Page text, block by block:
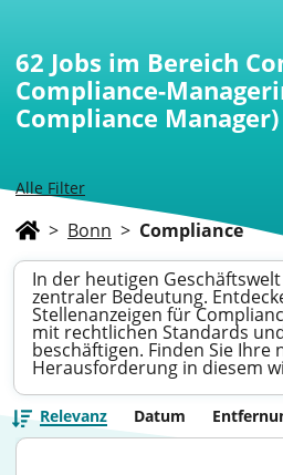
Alle Filter
62 Jobs im Bereich
Compliance-
Compliance Manager)
> Bonn > Compliance
In der heutigen
zentraler Bedeutung.
Stellenanzeigen für
mit rechtlichen Standards
beschäftigen. Finden Sie Ihre
Herausforderung in diesem
Relevanz Datum